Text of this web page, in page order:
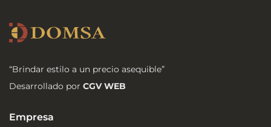
“Brindar estilo a un precio asequible”
Desarrollado por CGV WEB
Empresa